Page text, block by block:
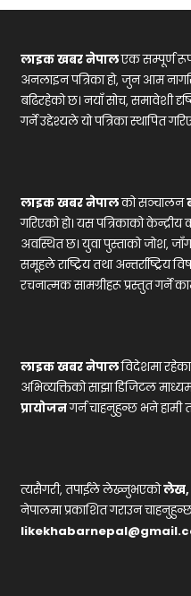
लाइक खबर नेपालएक सम्पूर्ण
अनलाइन पत्रिका हो, जुन आम
बढिरहेको छ। नयाँ सोच, समावेशी
गर्ने उद्देश्यले यो पत्रिका स्थापित
लाइक खबर नेपालको सञ्चालन
गरिएको हो। यस पत्रिकाको
अवस्थित छ। युवा पुस्ताको जोश,
समूहले राष्ट्रिय तथा अन्तर्राष्ट्रिय
रचनात्मक सामग्रीहरू प्रस्तुत गर्ने
लाइक खबर नेपालविदेशमा
अभिव्यक्तिको साझा डिजिटल
प्रायोजनगर्न चाहनुहुन्छ भने हामी
त्यसैगरी, तपाईंले लेख्नुभएकोलेख,
नेपालमा प्रकाशित गराउन